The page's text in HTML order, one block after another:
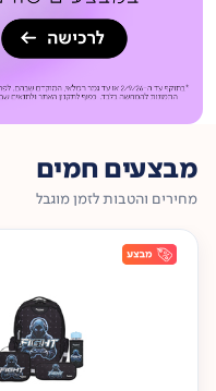
מבצעים חמים
מחירים והטבות לזמן מוגבל